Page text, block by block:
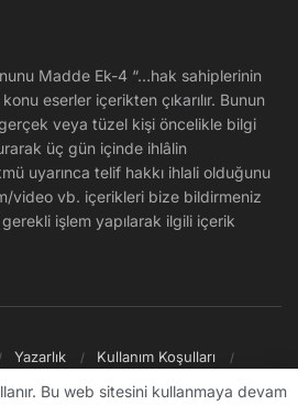
Madde Ek-4 “…hak sahiplerinin
eserler içerikten çıkarılır. Bunun
veya tüzel kişi öncelikle bilgi
üç gün içinde ihlâlin
uyarınca telif hakkı ihlali olduğunu
video vb. içerikleri bize bildirmeniz
işlem yapılarak ilgili içerik
Yazarlık
Kullanım Koşulları
Bu web sitesini kullanmaya devam